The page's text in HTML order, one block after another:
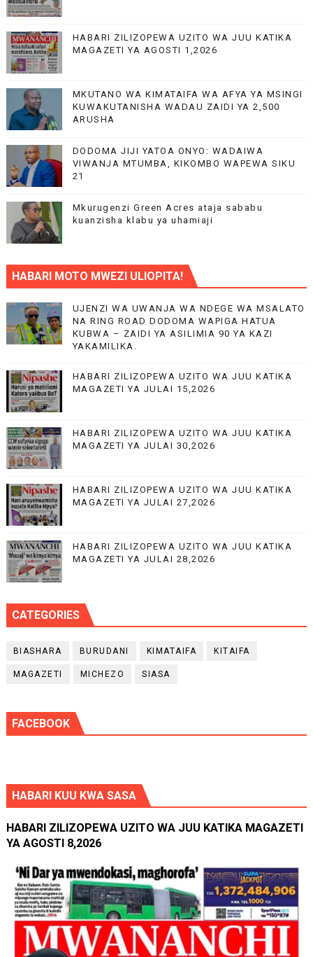
HABARI ZILIZOPEWA UZITO WA JUU KATIKA
MAGAZETI YA AGOSTI 1,2026
MKUTANO WA KIMATAIFA WA AFYA YA MSINGI
KUWAKUTANISHA WADAU ZAIDI YA 2,500
ARUSHA
DODOMA JIJI YATOA ONYO: WADAIWA
VIWANJA MTUMBA, KIKOMBO WAPEWA SIKU
21
Mkurugenzi Green Acres ataja sababu
kuanzisha klabu ya uhamiaji
HABARI MOTO MWEZI ULIOPITA!
UJENZI WA UWANJA WA NDEGE WA MSALATO
NA RING ROAD DODOMA WAPIGA HATUA
KUBWA – ZAIDI YA ASILIMIA 90 YA KAZI
YAKAMILIKA.
HABARI ZILIZOPEWA UZITO WA JUU KATIKA
MAGAZETI YA JULAI 15,2026
HABARI ZILIZOPEWA UZITO WA JUU KATIKA
MAGAZETI YA JULAI 30,2026
HABARI ZILIZOPEWA UZITO WA JUU KATIKA
MAGAZETI YA JULAI 27,2026
HABARI ZILIZOPEWA UZITO WA JUU KATIKA
MAGAZETI YA JULAI 28,2026
CATEGORIES
BIASHARA BURUDANI KIMATAIFA KITAIFA
MAGAZETI MICHEZO SIASA
FACEBOOK
HABARI KUU KWA SASA
HABARI ZILIZOPEWA UZITO WA JUU KATIKA MAGAZETI
YA AGOSTI 8,2026